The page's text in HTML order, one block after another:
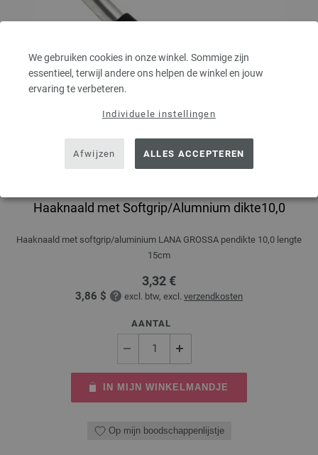
We gebruiken cookies in onze winkel. Sommige zijn
essentieel, terwijl andere ons helpen de winkel en jouw
ervaring te verbeteren.
Individuele instellingen
Afwijzen ALLES ACCEPTEREN
Haaknaald met Softgrip/Alumnium dikte10,0
Haaknaald met softgrip/aluminium LANA GROSSA pendikte 10,0 lengte
15cm
3,32 €
3,86 $ excl. btw, excl. verzendkosten
AANTAL
IN MIJN WINKELMANDJE
Op mijn boodschappenlijstje